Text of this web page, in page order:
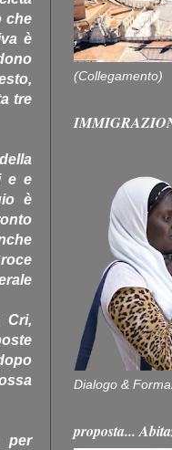
che
è
tre
e e
è
Cri,
per
(Collegamento)
Dialogo &
proposta...